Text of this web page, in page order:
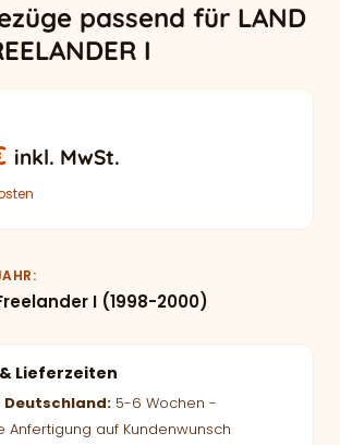
passend für LAND
I
inkl. MwSt.
I (1998-2000)
Lieferzeiten
Deutschland: 5-6 Wochen -
Anfertigung auf Kundenwunsch